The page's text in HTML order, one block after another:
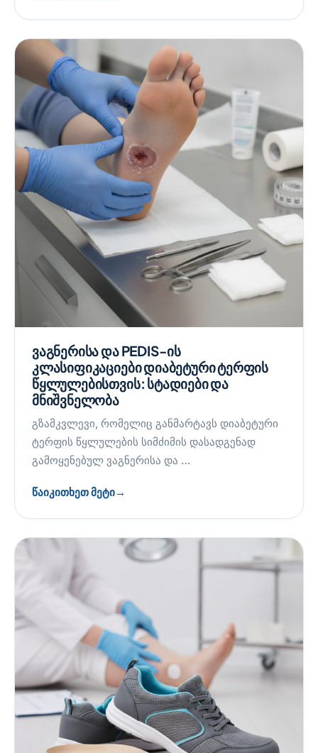
ვაგნერისა და PEDIS-ის
კლასიფიკაციები დიაბეტური ტერფის
წყლულებისთვის: სტადიები და
მნიშვნელობა
გზამკვლევი, რომელიც განმარტავს დიაბეტური
ტერფის წყლულების სიმძიმის დასადგენად
გამოყენებულ ვაგნერისა და …
წაიკითხეთ მეტი